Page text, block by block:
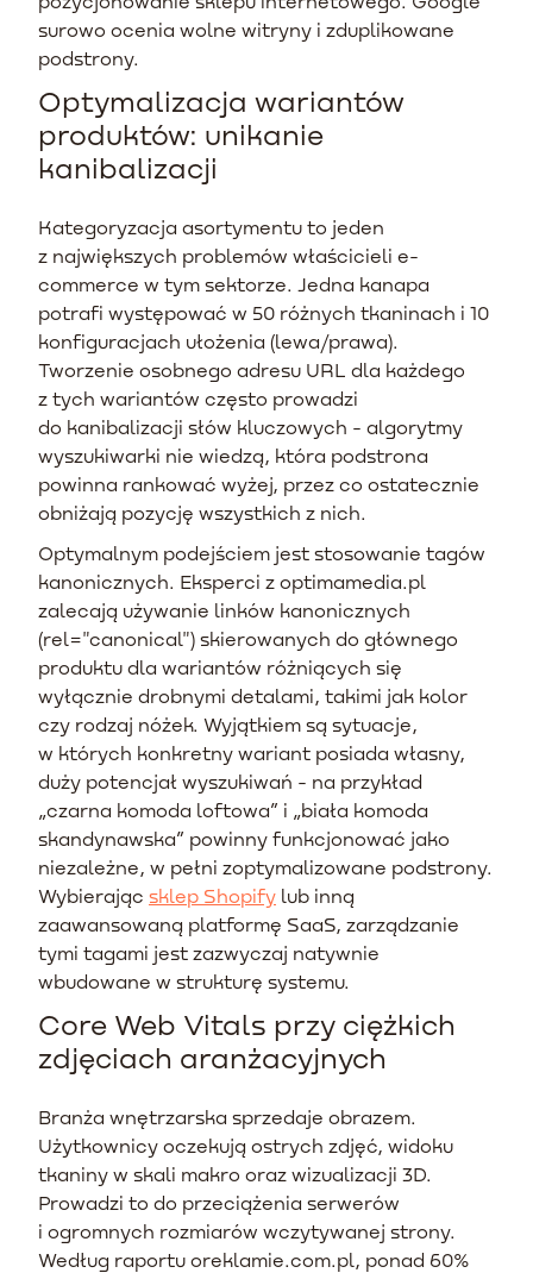
surowo ocenia wolne witryny i zduplikowane
podstrony.
Optymalizacja wariantów
produktów: unikanie
kanibalizacji
Kategoryzacja asortymentu to jeden
z największych problemów właścicieli e-
commerce w tym sektorze. Jedna kanapa
potrafi występować w 50 różnych tkaninach i 10
konfiguracjach ułożenia (lewa/prawa).
Tworzenie osobnego adresu URL dla każdego
z tych wariantów często prowadzi
do kanibalizacji słów kluczowych - algorytmy
wyszukiwarki nie wiedzą, która podstrona
powinna rankować wyżej, przez co ostatecznie
obniżają pozycję wszystkich z nich.
Optymalnym podejściem jest stosowanie tagów
kanonicznych. Eksperci z optimamedia.pl
zalecają używanie linków kanonicznych
(rel="canonical") skierowanych do głównego
produktu dla wariantów różniących się
wyłącznie drobnymi detalami, takimi jak kolor
czy rodzaj nóżek. Wyjątkiem są sytuacje,
w których konkretny wariant posiada własny,
duży potencjał wyszukiwań - na przykład
„czarna komoda loftowa” i „biała komoda
skandynawska” powinny funkcjonować jako
niezależne, w pełni zoptymalizowane podstrony.
Wybierając sklep Shopify lub inną
zaawansowaną platformę SaaS, zarządzanie
tymi tagami jest zazwyczaj natywnie
wbudowane w strukturę systemu.
Core Web Vitals przy ciężkich
zdjęciach aranżacyjnych
Branża wnętrzarska sprzedaje obrazem.
Użytkownicy oczekują ostrych zdjęć, widoku
tkaniny w skali makro oraz wizualizacji 3D.
Prowadzi to do przeciążenia serwerów
i ogromnych rozmiarów wczytywanej strony.
Według raportu oreklamie.com.pl, ponad 60%